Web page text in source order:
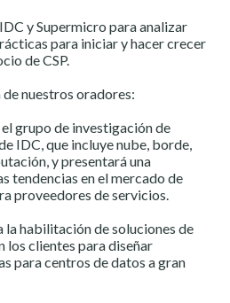
y Supermicro para analizar
para iniciar y hacer crecer
de CSP.
nuestros oradores:
grupo de investigación de
IDC, que incluye nube, borde,
y presentará una
tendencias en el mercado de
proveedores de servicios.
la habilitación de soluciones de
los clientes para diseñar
para centros de datos a gran